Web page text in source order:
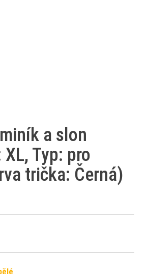
a slon
Typ: pro
trička: Černá)